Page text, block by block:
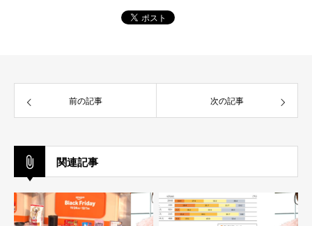
前の記事 次の記事
関連記事